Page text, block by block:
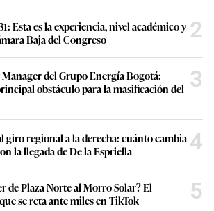
Esta es la experiencia, nivel académico y
Baja del Congreso
2
del Grupo Energía Bogotá:
obstáculo para la masificación del 3
giro regional a la derecha: cuánto cambia
la llegada de De la Espriella
4
de Plaza Norte al Morro Solar? El
se reta ante miles en TikTok
5